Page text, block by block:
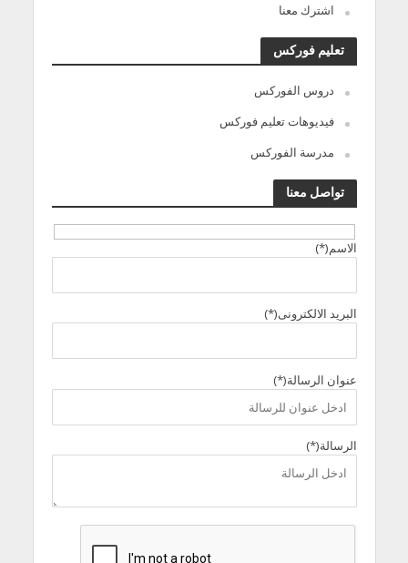
اشترك معنا
تعليم فوركس
دروس الفوركس
فيديوهات تعليم فوركس
مدرسة الفوركس
تواصل معنا
الاسم(*)
البريد الالكترونى(*)
عنوان الرسالة(*)
الرسالة(*)